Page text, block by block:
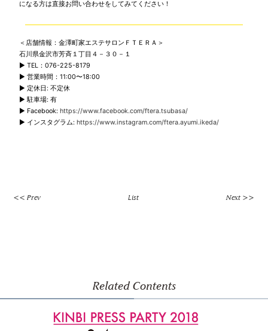
になる方は直接お問い合わせをしてみてください！
＜店舗情報：金澤町家エステサロンＦＴＥＲＡ＞
石川県金沢市芳斉１丁目４－３０－１
▶ TEL：076-225-8179
▶ 営業時間：11:00〜18:00
▶ 定休日: 不定休
▶ 駐車場: 有
▶ Facebook: https://www.facebook.com/ftera.tsubasa/
▶ インスタグラム: https://www.instagram.com/ftera.ayumi.ikeda/
<< Prev List Next >>
Related Contents